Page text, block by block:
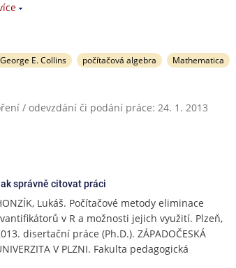
George E. Collins počítačová algebra
Mathematica
/ odevzdání či podání práce: 24. 1. 2013
správně citovat práci
Lukáš. Počítačové metody eliminace
v R a možnosti jejich využití. Plzeň,
disertační práce (Ph.D.). ZÁPADOČESKÁ
V PLZNI. Fakulta pedagogická